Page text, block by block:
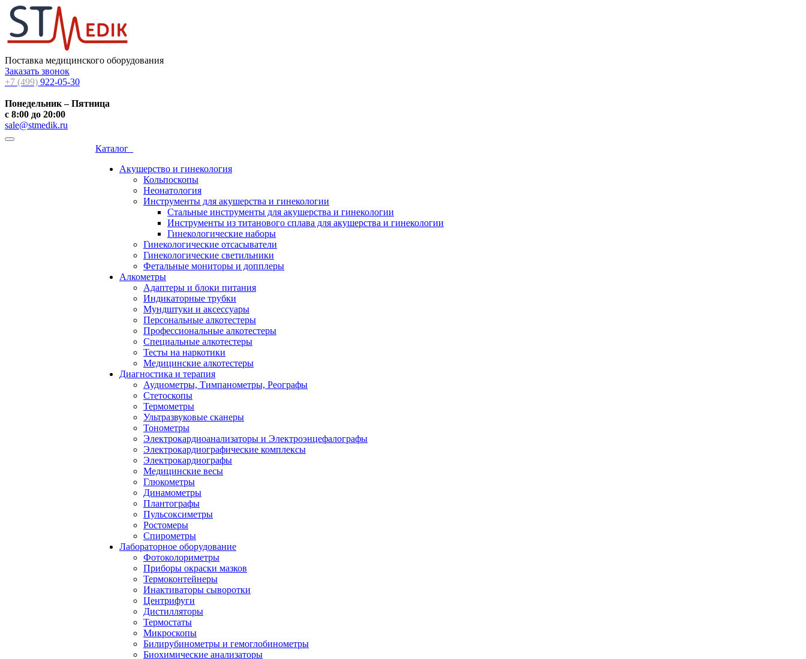
Поставка медицинского оборудования
Заказать звонок
+7 (499) 922-05-30
Понедельник – Пятница
с 8:00 до 20:00
sale@stmedik.ru
Каталог
Акушерство и гинекология
Кольпоскопы
Неонатология
Инструменты для акушерства и гинекологии
Стальные инструменты для акушерства и гинекологии
Инструменты из титанового сплава для акушерства и гинекологии
Гинекологические наборы
Гинекологические отсасыватели
Гинекологические светильники
Фетальные мониторы и допплеры
Алкометры
Адаптеры и блоки питания
Индикаторные трубки
Мундштуки и аксессуары
Персональные алкотестеры
Профессиональные алкотестеры
Специальные алкотестеры
Тесты на наркотики
Медицинские алкотестеры
Диагностика и терапия
Аудиометры, Тимпанометры, Реографы
Стетоскопы
Термометры
Ультразвуковые сканеры
Тонометры
Электрокардиоанализаторы и Электроэнцефалографы
Электрокардиографические комплексы
Электрокардиографы
Медицинские весы
Глюкометры
Динамометры
Плантографы
Пульсоксиметры
Ростомеры
Спирометры
Лабораторное оборудование
Фотоколориметры
Приборы окраски мазков
Термоконтейнеры
Инактиваторы сыворотки
Центрифуги
Дистилляторы
Термостаты
Микроскопы
Билирубинометры и гемоглобинометры
Биохимические анализаторы